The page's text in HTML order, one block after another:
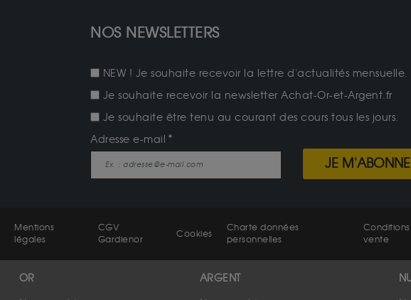
NOS NEWSLETTERS
NEW ! Je souhaite recevoir la lettre d'actualités mensuelle.
Je souhaite recevoir la newsletter Achat-Or-et-Argent.fr
Je souhaite être tenu au courant des cours tous les jours.
Adresse e-mail
JE M'ABONNE
Mentions
légales
CGV
Gardienor
Cookies
Charte données
personnelles
vente
OR ARGENT